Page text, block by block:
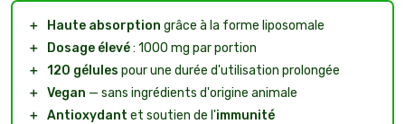
＋ Haute absorption grâce à la forme liposomale
＋
Dosage élevé: 1000 mg par portion
＋ 120 gélules pour une durée d'utilisation prolongée
＋ Vegan — sans ingrédients d'origine animale
＋ Antioxydant et soutien de l'immunité